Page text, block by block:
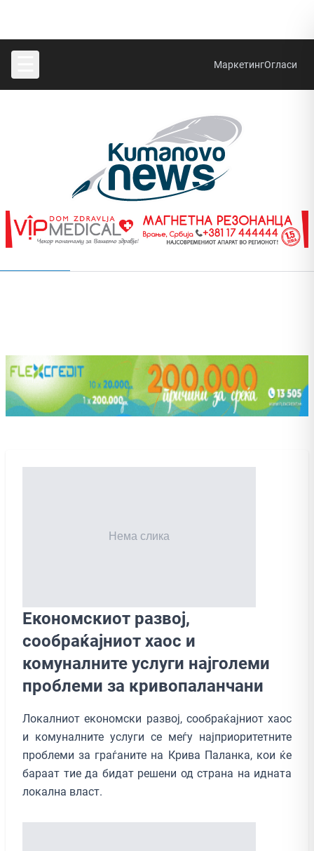
МаркетингОгласи
Eкономскиот развој,
сообраќајниот хаос и
комуналните услуги најголеми
проблеми за кривопаланчани
Локалниот економски развој, сообраќајниот хаос
и комуналните услуги се меѓу најприоритетните
проблеми за граѓаните на Крива Паланка, кои ќе
бараат тие да бидат решени од страна на идната
локална власт.